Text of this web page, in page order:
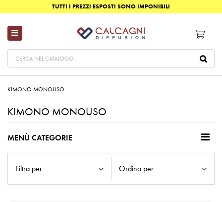
TUTTI I PREZZI ESPOSTI SONO IMPONIBILI
KIMONO MONOUSO
KIMONO MONOUSO
MENÙ CATEGORIE
Filtra per Ordina per